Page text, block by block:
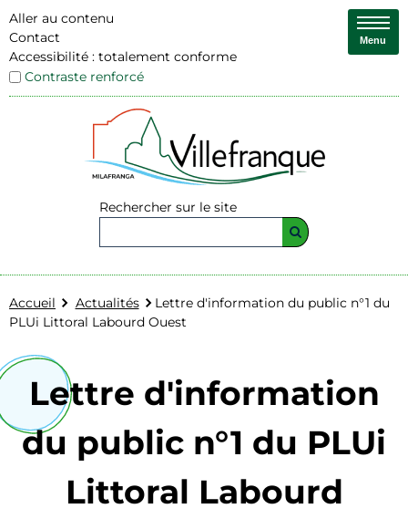
Aller au contenu
Contact
Accessibilité : totalement conforme
Contraste renforcé
Rechercher sur le site
Menu
Accueil Actualités
Lettre d'information du public n°1 du
PLUi Littoral Labourd Ouest
Lettre d'information
du public n°1 du PLUi
Littoral Labourd